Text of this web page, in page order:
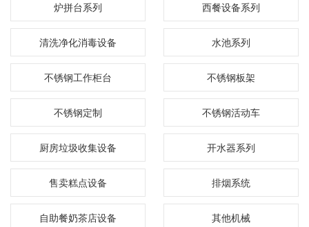
炉拼台系列 西餐设备系列
清洗净化消毒设备 水池系列
不锈钢工作柜台 不锈钢板架
不锈钢定制 不锈钢活动车
厨房垃圾收集设备 开水器系列
售卖糕点设备 排烟系统
自助餐奶茶店设备 其他机械